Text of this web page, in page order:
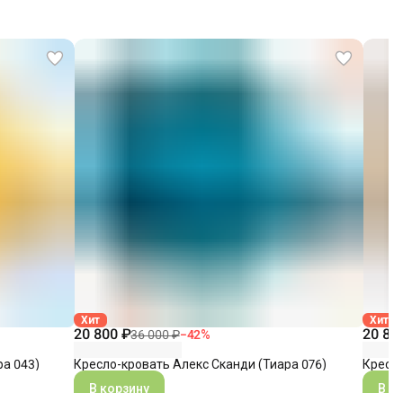
043)
Хит
20 800 ₽36 000 ₽−42%
Кресло-кровать Алекс Сканди (Тиара 076)
В корзину
Хит
20
В